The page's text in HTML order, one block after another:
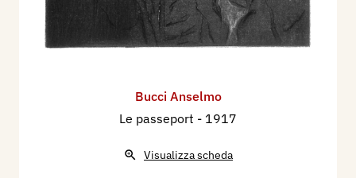
Bucci Anselmo
Le passeport - 1917
Visualizza scheda